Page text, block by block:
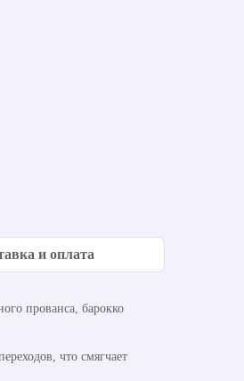
и оплата
прованса, барокко
что смягчает